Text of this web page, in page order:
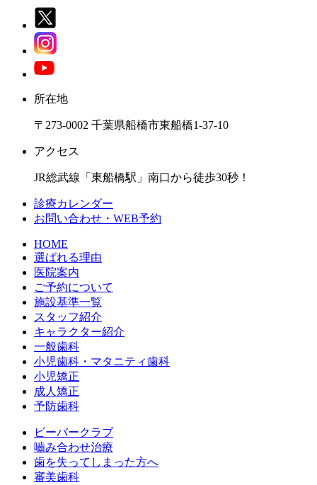
所在地
〒273-0002 千葉県船橋市東船橋1-37-10
アクセス
JR総武線「東船橋駅」南口から徒歩30秒！
診療カレンダー
お問い合わせ・WEB予約
HOME
選ばれる理由
医院案内
ご予約について
施設基準一覧
スタッフ紹介
キャラクター紹介
一般歯科
小児歯科・マタニティ歯科
小児矯正
成人矯正
予防歯科
ビーバークラブ
嚙み合わせ治療
歯を失ってしまった方へ
審美歯科